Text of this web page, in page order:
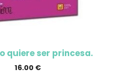
quiere ser princesa.
16.00 €